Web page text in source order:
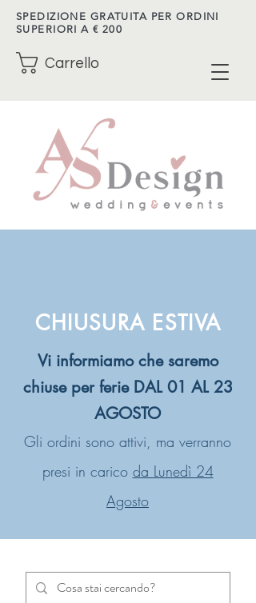
SPEDIZIONE GRATUITA PER ORDINI
SUPERIORI A € 200
Carrello
CHIUSURA ESTIVA
Vi informiamo che saremo
chiuse per ferie DAL 01 AL 23
AGOSTO
Gli ordini sono attivi, ma verranno
presi in carico da Lunedì 24
Agosto